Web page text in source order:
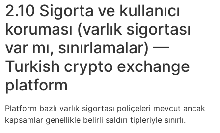
2.10 Sigorta ve kullanıcı
koruması (varlık sigortası
var mı, sınırlamalar) —
Turkish crypto exchange
platform
Platform bazlı varlık sigortası poliçeleri mevcut ancak
kapsamlar genellikle belirli saldırı tipleriyle sınırlı.